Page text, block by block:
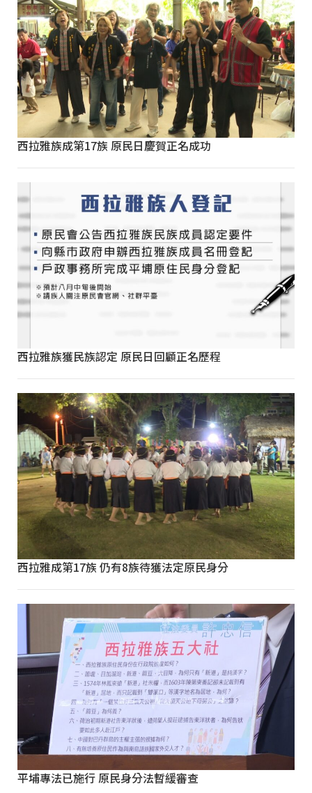
西拉雅族成第17族 原民日慶賀正名成功
西拉雅族獲民族認定 原民日回顧正名歷程
西拉雅成第17族 仍有8族待獲法定原民身分
平埔專法已施行 原民身分法暫緩審查